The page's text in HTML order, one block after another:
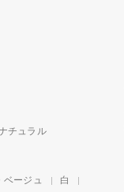
チュラル
ベージュ
白